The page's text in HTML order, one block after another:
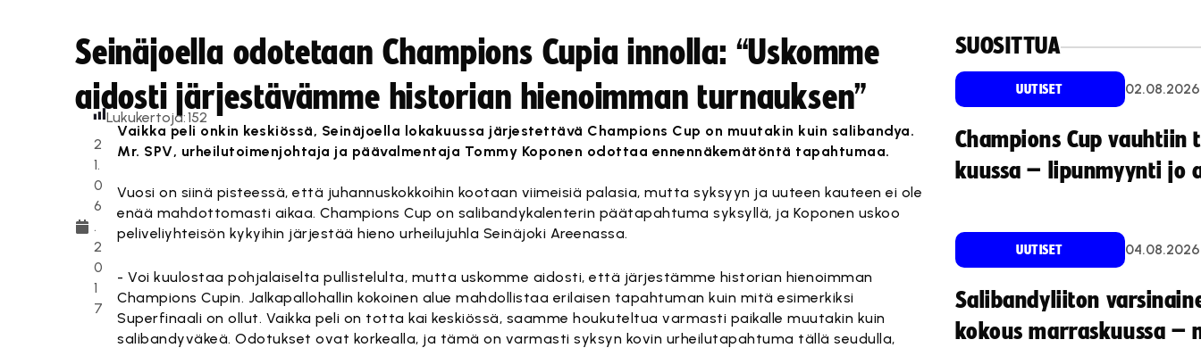
Seinäjoella odotetaan Champions Cupia innolla: “Uskomme
aidosti järjestävämme historian hienoimman turnauksen”
2
1.
0
6
.
2
0
1
7
Lukukertoja:152
Vaikka peli onkin keskiössä, Seinäjoella lokakuussa järjestettävä Champions Cup on muutakin kuin salibandya.
Mr. SPV, urheilutoimenjohtaja ja päävalmentaja Tommy Koponen odottaa ennennäkemätöntä tapahtumaa.
Vuosi on siinä pisteessä, että juhannuskokkoihin kootaan viimeisiä palasia, mutta syksyyn ja uuteen kauteen ei ole
enää mahdottomasti aikaa. Champions Cup on salibandykalenterin päätapahtuma syksyllä, ja Koponen uskoo
peliveliyhteisön kykyihin järjestää hieno urheilujuhla Seinäjoki Areenassa.
- Voi kuulostaa pohjalaiselta pullistelulta, mutta uskomme aidosti, että järjestämme historian hienoimman
Champions Cupin. Jalkapallohallin kokoinen alue mahdollistaa erilaisen tapahtuman kuin mitä esimerkiksi
Superfinaali on ollut. Vaikka peli on totta kai keskiössä, saamme houkuteltua varmasti paikalle muutakin kuin
salibandyväkeä. Odotukset ovat korkealla, ja tämä on varmasti syksyn kovin urheilutapahtuma tällä seudulla,
SUOSITTUA
UUTISET 02.08.2026
Champions Cup vauhtiin
kuussa – lipunmyynti jo
UUTISET 04.08.2026
Salibandyliiton
kokous marraskuussa –